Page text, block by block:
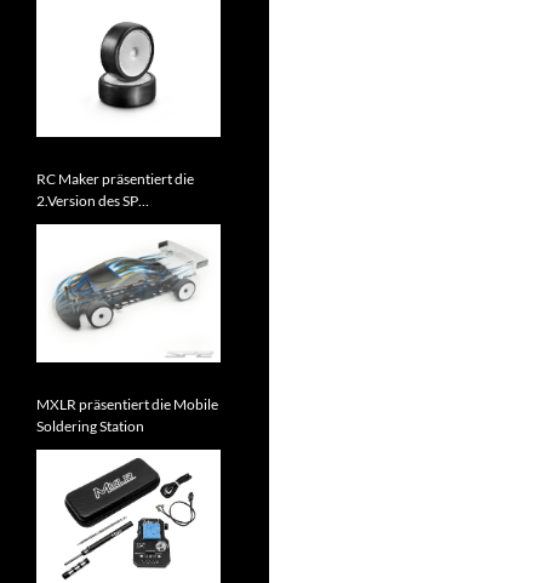
RC Maker präsentiert die
2.Version des SP
Tourenwagens
MXLR präsentiert die Mobile
Soldering Station